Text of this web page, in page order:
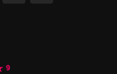
9